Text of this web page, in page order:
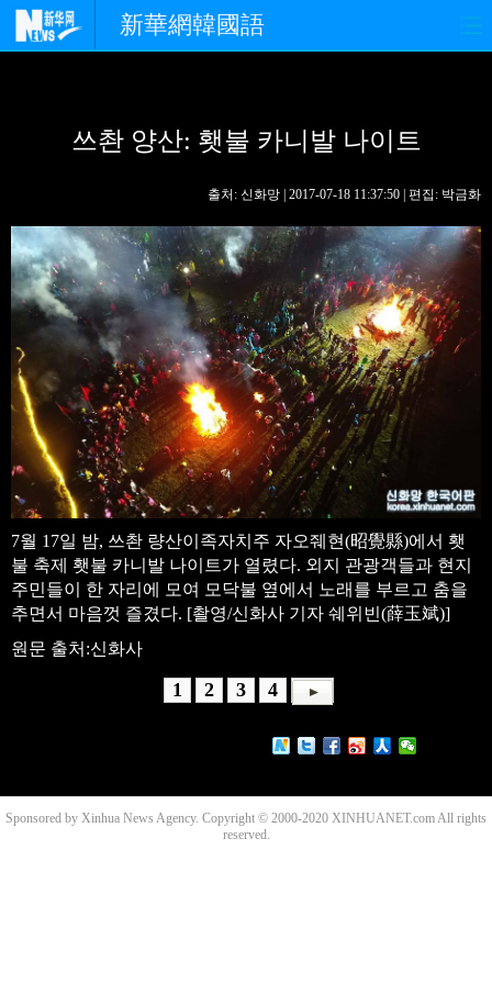
新華網韓國語
경제 사회 포토
핫 TV 문화
연예 관광 오피니언
생생 중국어
쓰촨 양산: 횃불 카니발 나이트
출처: 신화망 | 2017-07-18 11:37:50 | 편집: 박금화
7월 17일 밤, 쓰촨 량산이족자치주 자오줴현(昭覺縣)에서 횃
불 축제 횃불 카니발 나이트가 열렸다. 외지 관광객들과 현지
주민들이 한 자리에 모여 모닥불 옆에서 노래를 부르고 춤을
추면서 마음껏 즐겼다. [촬영/신화사 기자 쉐위빈(薛玉斌)]
원문 출처:신화사
1 2 3 4